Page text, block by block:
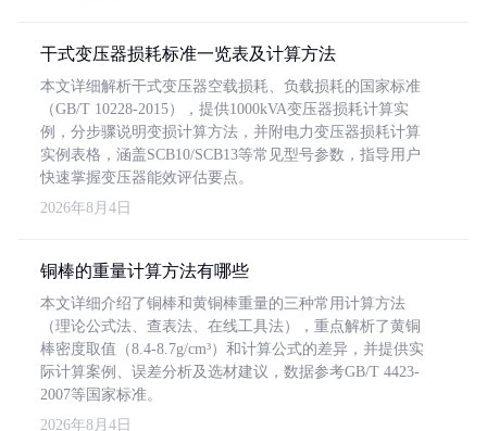
干式变压器损耗标准一览表及计算方法
本文详细解析干式变压器空载损耗、负载损耗的国家标准
（GB/T 10228-2015），提供1000kVA变压器损耗计算实
例，分步骤说明变损计算方法，并附电力变压器损耗计算
实例表格，涵盖SCB10/SCB13等常见型号参数，指导用户
快速掌握变压器能效评估要点。
2026年8月4日
铜棒的重量计算方法有哪些
本文详细介绍了铜棒和黄铜棒重量的三种常用计算方法
（理论公式法、查表法、在线工具法），重点解析了黄铜
棒密度取值（8.4-8.7g/cm³）和计算公式的差异，并提供实
际计算案例、误差分析及选材建议，数据参考GB/T 4423-
2007等国家标准。
2026年8月4日